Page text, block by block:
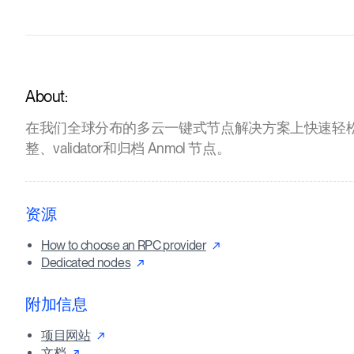
About:
在我们全球分布的多云一键式节点解决方案上快速轻
整、validator和归档 Anmol 节点。
资源
How to choose an RPC provider
Dedicated nodes
附加信息
项目网站